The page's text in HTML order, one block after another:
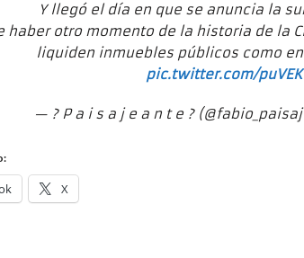
Y llegó el día en que se anuncia la
haber otro momento de la historia de la
liquiden inmuebles públicos como
pic.twitter.com/
— ? P a i s a j e a n t e ?
X